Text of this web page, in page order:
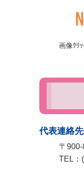
画像ｸﾘ
代表連絡先
〒
TEL：